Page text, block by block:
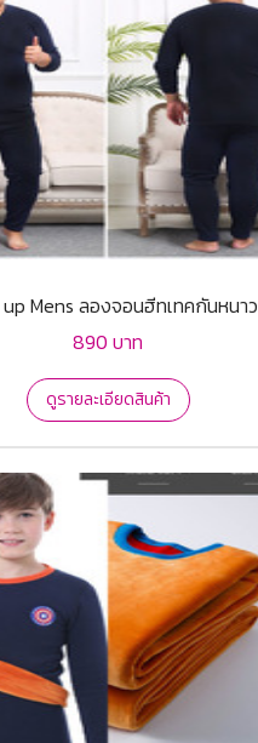
Mens ลองจอนฮีทเทคกันหนาว
890 บาท
ดูรายละเอียดสินค้า